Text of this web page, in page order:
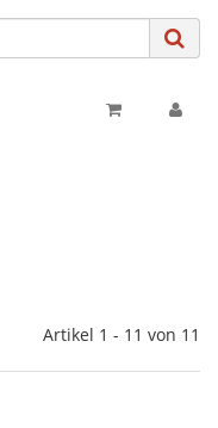
Artikel 1 - 11 von 11